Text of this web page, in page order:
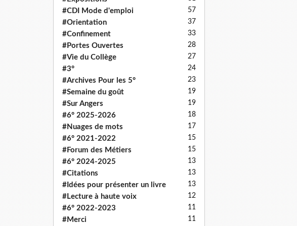
#CDI Mode d'emploi 57
#Orientation 37
#Confinement 33
#Portes Ouvertes 28
#Vie du Collège 27
#3° 24
#Archives Pour les 5° 23
#Semaine du goût 19
#Sur Angers 19
#6° 2025-2026 18
#Nuages de mots 17
#6° 2021-2022 15
#Forum des Métiers 15
#6° 2024-2025 13
#Citations 13
#Idées pour présenter un livre 13
#Lecture à haute voix 12
#6° 2022-2023 11
#Merci 11